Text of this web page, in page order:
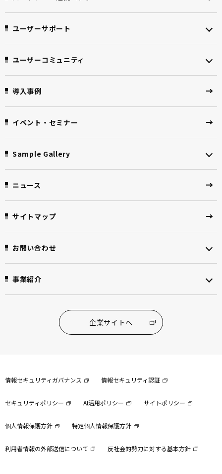
ユーザーサポート
ユーザーコミュニティ
導入事例
イベント・セミナー
Sample Gallery
ニュース
サイトマップ
お問い合わせ
事業紹介
企業サイトへ
情報セキュリティガバナンス 情報セキュリティ認証
セキュリティポリシー AI活用ポリシー サイトポリシー
個人情報保護方針 特定個人情報保護方針
利用者情報の外部送信について 反社会的勢力に対する基本方針